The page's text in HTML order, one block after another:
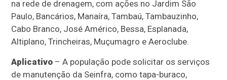
na rede de drenagem, com ações no Jardim São
Paulo, Bancários, Manaíra, Tambaú, Tambauzinho,
Cabo Branco, José Américo, Bessa, Esplanada,
Altiplano, Trincheiras, Muçumagro e Aeroclube.
Aplicativo – A população pode solicitar os serviços
de manutenção da Seinfra, como tapa-buraco,